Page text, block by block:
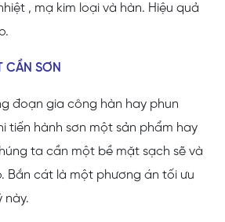
, mạ kim loại và hàn. Hiệu quả
CẦN SƠN
đoạn gia công hàn hay phun
tiến hành sơn một sản phẩm hay
ta cần một bề mặt sạch sẽ và
Bắn cát là một phương án tối ưu
này.